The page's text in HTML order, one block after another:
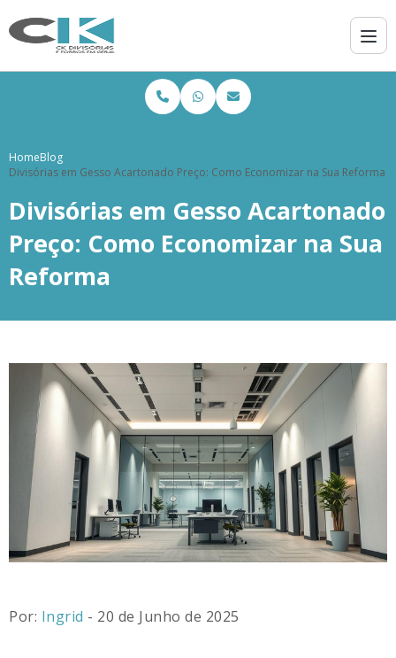
HomeBlog
Divisórias em Gesso Acartonado Preço: Como Economizar na Sua Reforma
Divisórias em Gesso Acartonado
Preço: Como Economizar na Sua
Reforma
Por: Ingrid - 20 de Junho de 2025